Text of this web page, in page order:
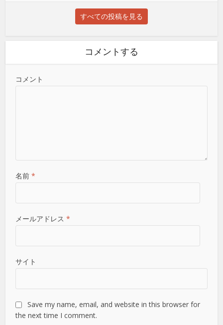
すべての投稿を見る
コメントする
コメント
名前*
メールアドレス*
サイト
Save my name, email, and website in this browser for
the next time I comment.